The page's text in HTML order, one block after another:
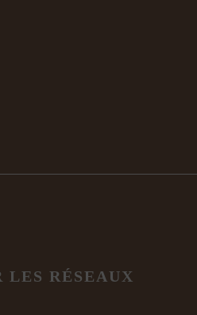
LES RÉSEAUX